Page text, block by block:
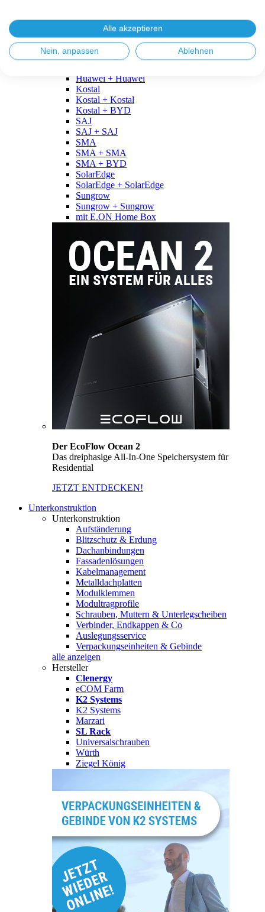
Fronius + BYD
GoodWe
GoodWe + GoodWe
GoodWe + BYD
Huawei + Huawei
Kostal
Kostal + Kostal
Kostal + BYD
SAJ
SAJ + SAJ
SMA
SMA + SMA
SMA + BYD
SolarEdge
SolarEdge + SolarEdge
Sungrow
Sungrow + Sungrow
mit E.ON Home Box
Der EcoFlow Ocean 2
Das dreiphasige All-In-One Speichersystem für
Residential
JETZT ENTDECKEN!
Unterkonstruktion
Unterkonstruktion
Aufständerung
Blitzschutz & Erdung
Dachanbindungen
Fassadenlösungen
Kabelmanagement
Metalldachplatten
Modulklemmen
Modultragprofile
Schrauben, Muttern & Unterlegscheiben
Verbinder, Endkappen & Co
Auslegungsservice
Verpackungseinheiten & Gebinde
alle anzeigen
Hersteller
Clenergy
eCOM Farm
K2 Systems
K2 Systems
Marzari
SL Rack
Universalschrauben
Würth
Ziegel König
Alle akzeptieren
Nein, anpassen Ablehnen